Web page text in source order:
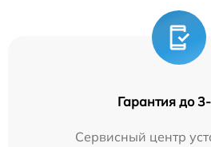
Гарантия до
Сервисный центр